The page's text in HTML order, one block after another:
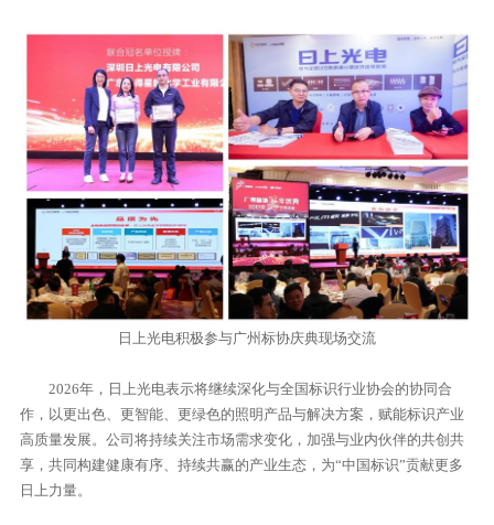
日上光电积极参与广州标协庆典现场交流
2026年，日上光电表示将继续深化与全国标识行业协会的协同合
作，以更出色、更智能、更绿色的照明产品与解决方案，赋能标识产业
高质量发展。公司将持续关注市场需求变化，加强与业内伙伴的共创共
享，共同构建健康有序、持续共赢的产业生态，为“中国标识”贡献更多
日上力量。